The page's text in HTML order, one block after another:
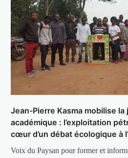
Jean-Pierre Kasma mobilise la
académique : l’exploitation
cœur d’un débat écologique à
Voix du Paysan pour former et